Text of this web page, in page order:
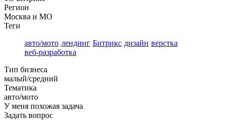
Регион
Москва и МО
Теги
авто/мото лендинг Битрикс дизайн верстка
веб-разработка
Тип бизнеса
малый/средний
Тематика
авто/мото
У меня похожая задача
Задать вопрос